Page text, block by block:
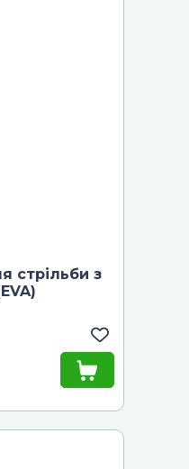
стрільби з